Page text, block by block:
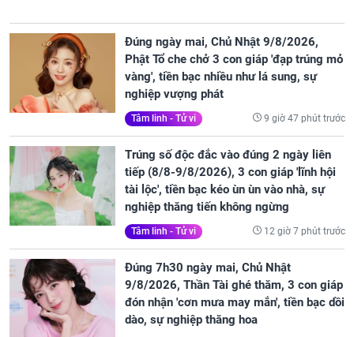
Đúng ngày mai, Chủ Nhật 9/8/2026,
Phật Tổ che chở 3 con giáp 'đạp trúng mỏ
vàng', tiền bạc nhiều như lá sung, sự
nghiệp vượng phát
Tâm linh - Tử vi 9 giờ 47 phút trước
Trúng số độc đắc vào đúng 2 ngày liên
tiếp (8/8-9/8/2026), 3 con giáp 'lĩnh hội
tài lộc', tiền bạc kéo ùn ùn vào nhà, sự
nghiệp thăng tiến không ngừng
Tâm linh - Tử vi 12 giờ 7 phút trước
Đúng 7h30 ngày mai, Chủ Nhật
9/8/2026, Thần Tài ghé thăm, 3 con giáp
đón nhận 'cơn mưa may mắn', tiền bạc dồi
dào, sự nghiệp thăng hoa